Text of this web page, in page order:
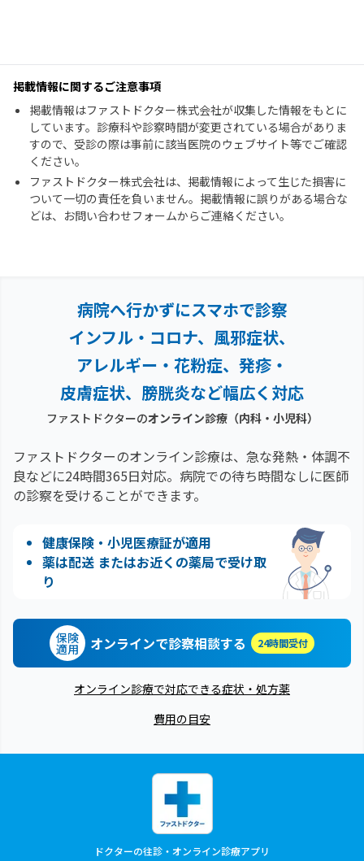
掲載情報に関するご注意事項
掲載情報はファストドクター株式会社が収集した情報をもとに
しています。診療科や診察時間が変更されている場合がありま
すので、受診の際は事前に該当医院のウェブサイト等でご確認
ください。
ファストドクター株式会社は、掲載情報によって生じた損害に
ついて一切の責任を負いません。掲載情報に誤りがある場合な
どは、お問い合わせフォームからご連絡ください。
病院へ行かずにスマホで診察
インフル・コロナ、風邪症状、
アレルギー・花粉症、 発疹・
皮膚症状、膀胱炎など幅広く対応
ファストドクターのオンライン診療（内科・小児科）
ファストドクターのオンライン診療は、急な発熱・体調不
良などに24時間365日対応。 病院での待ち時間なしに医師
の診察を受けることができます。
健康保険・小児医療証が適用
薬は配送 またはお近くの薬局で受け取
り
保険
適用 オンラインで診察相談する 24時間受付
オンライン診療で対応できる症状・処方薬
費用の目安
ドクターの往診・オンライン診療アプリ